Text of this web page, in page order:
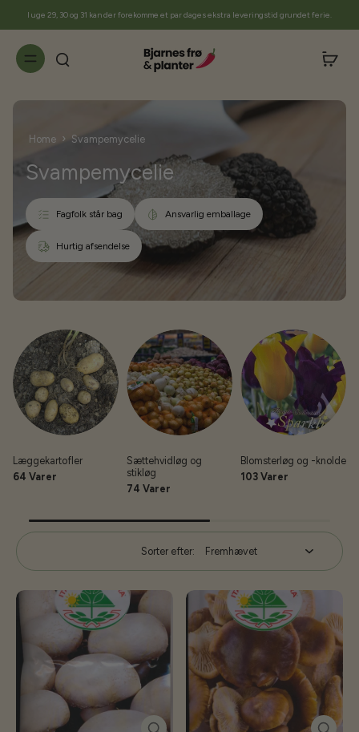
I uge 29, 30 og 31 kan der forekomme et par dages ekstra leveringstid grundet ferie.
Home › Svampemycelie
Svampemycelie
Fagfolk står bag Ansvarlig emballage
Hurtig afsendelse
Læggekartofler
64 Varer
Sættehvidløg og
stikløg
74 Varer
Blomsterløg og -knolde
103 Varer
Sorter efter: